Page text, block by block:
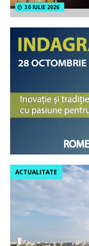
30 IULIE 2026
ACTUALITATE